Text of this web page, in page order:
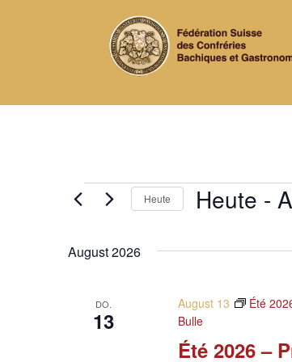
Veranstaltungen
Heute Heute -
August 2026
DO.
13
Été 2026 –
August 13
Été
Bulle